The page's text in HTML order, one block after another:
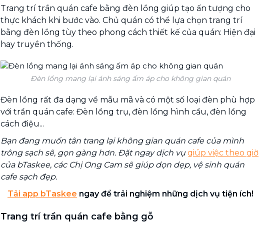
Trang trí trần quán cafe bằng đèn lồng giúp tạo ấn tượng cho
thực khách khi bước vào. Chủ quán có thể lựa chọn trang trí
bằng đèn lồng tùy theo phong cách thiết kế của quán: Hiện đại
hay truyền thống.
Đèn lồng mang lại ánh sáng ấm áp cho không gian quán
Đèn lồng rất đa dạng về mẫu mã và có một số loại đèn phù hợp
với trần quán cafe: Đèn lồng trụ, đèn lồng hình cầu, đèn lồng
cách điệu...
Bạn đang muốn tân trang lại không gian quán cafe của mình
trông sạch sẽ, gọn gàng hơn. Đặt ngay dịch vụ giúp việc theo giờ
của bTaskee, các Chị Ong Cam sẽ giúp dọn dẹp, vệ sinh quán
cafe sạch đẹp.
Tải app bTaskee ngay để trải nghiệm những dịch vụ tiện ích!
Trang trí trần quán cafe bằng gỗ